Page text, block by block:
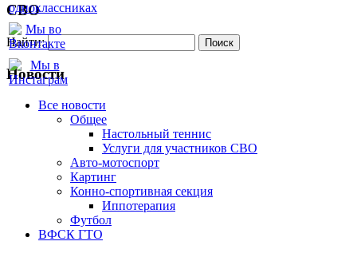
СВО
Найти:
Новости
Все новости
Oбщее
Настольный теннис
Услуги для участников СВО
Авто-мотоспорт
Картинг
Конно-спортивная секция
Иппотерапия
Футбол
ВФСК ГТО